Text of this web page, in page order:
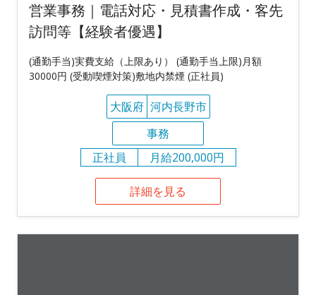
営業事務｜電話対応・見積書作成・客先
訪問等【経験者優遇】
(通勤手当)実費支給（上限あり） (通勤手当上限)月額
30000円 (受動喫煙対策)敷地内禁煙 (正社員)
大阪府 河内長野市
事務
正社員
月給200,000円
詳細を見る